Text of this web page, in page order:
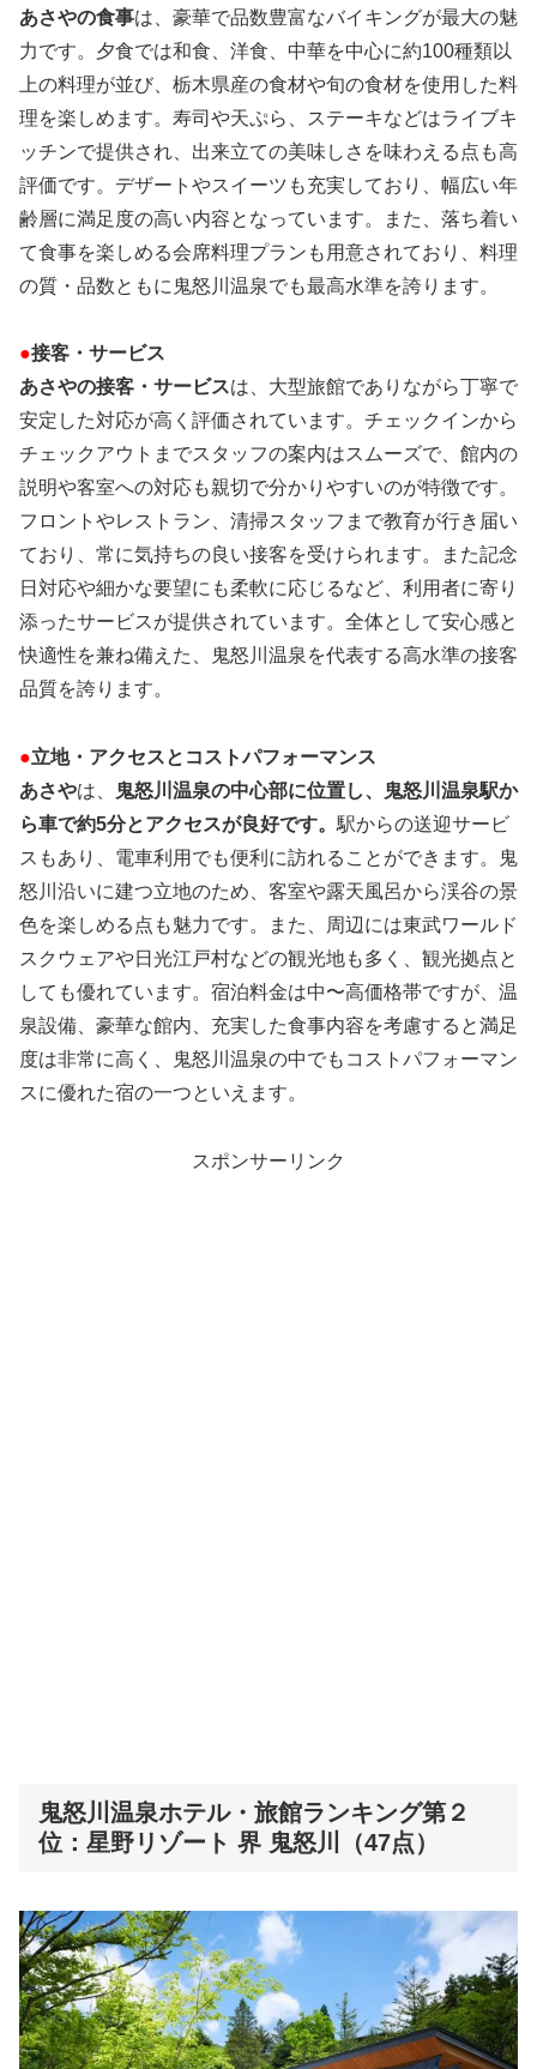
あさやの食事は、豪華で品数豊富なバイキングが最大の魅
力です。夕食では和食、洋食、中華を中心に約100種類以
上の料理が並び、栃木県産の食材や旬の食材を使用した料
理を楽しめます。寿司や天ぷら、ステーキなどはライブキ
ッチンで提供され、出来立ての美味しさを味わえる点も高
評価です。デザートやスイーツも充実しており、幅広い年
齢層に満足度の高い内容となっています。また、落ち着い
て食事を楽しめる会席料理プランも用意されており、料理
の質・品数ともに鬼怒川温泉でも最高水準を誇ります。
●接客・サービス
あさやの接客・サービスは、大型旅館でありながら丁寧で
安定した対応が高く評価されています。チェックインから
チェックアウトまでスタッフの案内はスムーズで、館内の
説明や客室への対応も親切で分かりやすいのが特徴です。
フロントやレストラン、清掃スタッフまで教育が行き届い
ており、常に気持ちの良い接客を受けられます。また記念
日対応や細かな要望にも柔軟に応じるなど、利用者に寄り
添ったサービスが提供されています。全体として安心感と
快適性を兼ね備えた、鬼怒川温泉を代表する高水準の接客
品質を誇ります。
●立地・アクセスとコストパフォーマンス
あさやは、
鬼怒川温泉の中心部に位置し、鬼怒川温泉駅か
ら車で約5分とアクセスが良好です。 駅からの送迎サービ
スもあり、電車利用でも便利に訪れることができます。鬼
怒川沿いに建つ立地のため、客室や露天風呂から渓谷の景
色を楽しめる点も魅力です。また、周辺には東武ワールド
スクウェアや日光江戸村などの観光地も多く、観光拠点と
しても優れています。宿泊料金は中〜高価格帯ですが、温
泉設備、豪華な館内、充実した食事内容を考慮すると満足
度は非常に高く、鬼怒川温泉の中でもコストパフォーマン
スに優れた宿の一つといえます。
スポンサーリンク
鬼怒川温泉ホテル・旅館ランキング第２
位：星野リゾート 界 鬼怒川（47点）